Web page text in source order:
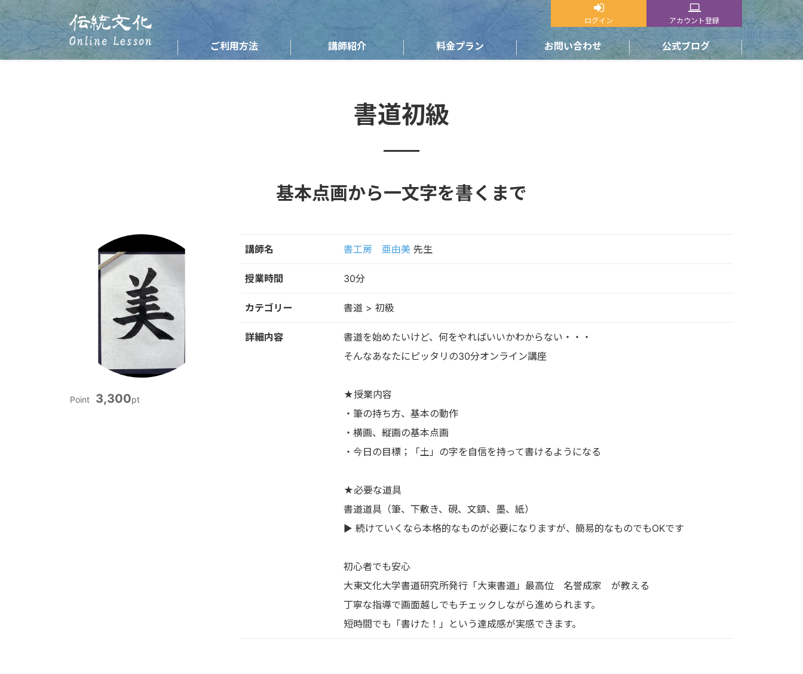
ログイン アカウント登録
ご利用方法 講師紹介 料金プラン お問い合わせ 公式ブログ
書道初級
基本点画から一文字を書くまで
Point 3,300pt
講師名 書工房 亜由美 先生
授業時間 30分
カテゴリー 書道 > 初級
詳細内容
書道を始めたいけど、何をやればいいかわからない・・・
そんなあなたにピッタリの30分オンライン講座
★授業内容
・筆の持ち方、基本の動作
・横画、縦画の基本点画
・今日の目標；「土」の字を自信を持って書けるようになる
★必要な道具
書道道具（筆、下敷き、硯、文鎮、墨、紙）
▶︎ 続けていくなら本格的なものが必要になりますが、簡易的なものでもOKです
初心者でも安心
大東文化大学書道研究所発行「大東書道」最高位 名誉成家 が教える
丁寧な指導で画面越しでもチェックしながら進められます。
短時間でも「書けた！」という達成感が実感できます。